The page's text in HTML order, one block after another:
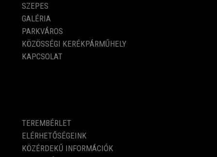
SZEPES
GALÉRIA
PARKVÁROS
KÖZÖSSÉGI KERÉKPÁRMŰHELY
KAPCSOLAT
TEREMBÉRLET
ELÉRHETŐSÉGEINK
KÖZÉRDEKŰ INFORMÁCIÓK